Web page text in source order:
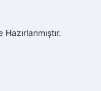
Hazırlanmıştır.